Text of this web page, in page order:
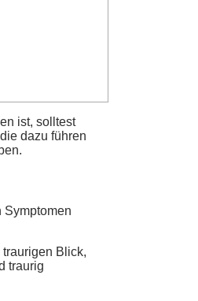
ist, solltest
dazu führen
Symptomen
Blick,
traurig